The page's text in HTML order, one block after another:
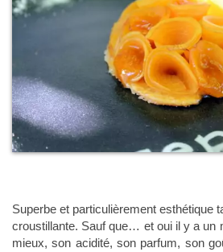
Superbe et particulièrement esthétique
croustillante. Sauf que… et oui il y a un
mieux, son acidité, son parfum, son